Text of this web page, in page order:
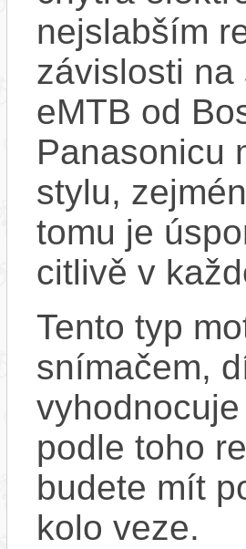
nejslabším
závislosti na
eMTB od
Panasonicu
stylu,
tomu je
citlivě v
Tento typ
snímačem,
podle toho
budete mít
kolo veze.